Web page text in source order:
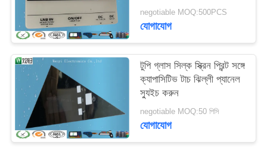
negotiable MOQ:500PCS
যোগাযোগ
টুপি গ্লাস সিল্ক স্ক্রিন প্রিন্ট সঙ্গে
ক্যাপাসিটিভ টাচ ঝিল্লী প্যানেল
স্যুইচ করুন
negotiable MOQ:50 পিসি
যোগাযোগ